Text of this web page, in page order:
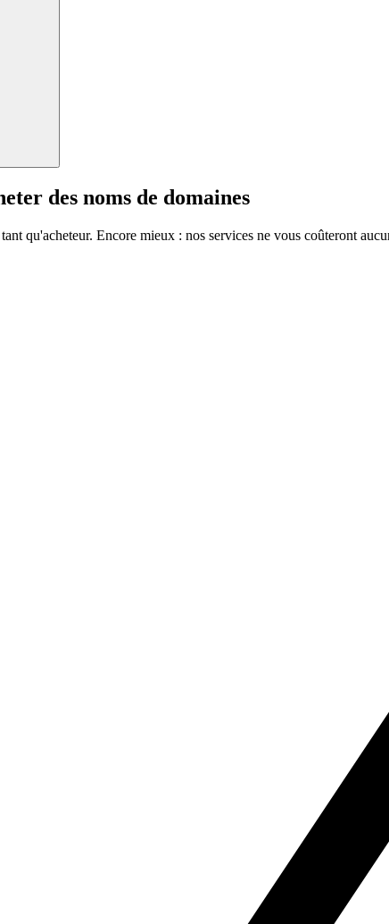
des noms de domaines
qu'acheteur. Encore mieux : nos services ne vous coûteront